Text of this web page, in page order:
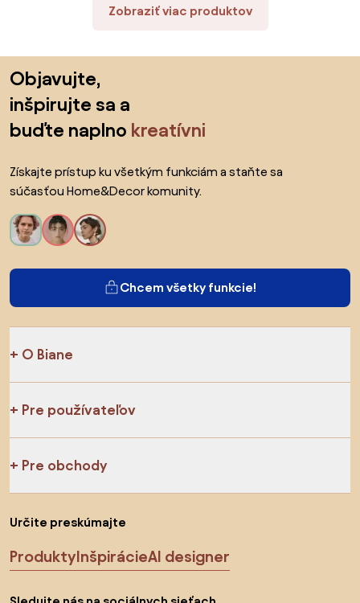
Zobraziť viac produktov
Objavujte,
inšpirujte sa a
buďte naplno kreatívni
Získajte prístup ku všetkým funkciám a staňte sa
súčasťou Home&Decor komunity.
Chcem všetky funkcie!
O Biane
Pre používateľov
Pre obchody
Určite preskúmajte
ProduktyInšpirácieAI designer